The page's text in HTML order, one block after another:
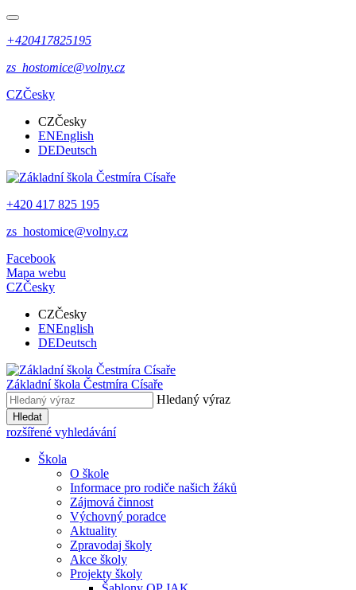
+420417825195
zs_hostomice@volny.cz
CZČesky
CZČesky
ENEnglish
DEDeutsch
+420 417 825 195
zs_hostomice@volny.cz
Facebook
Mapa webu
CZČesky
CZČesky
ENEnglish
DEDeutsch
Základní škola Čestmíra Císaře
Hledaný výraz
Hledat
rozšířené vyhledávání
Škola
O škole
Informace pro rodiče našich žáků
Zájmová činnost
Výchovný poradce
Aktuality
Zpravodaj školy
Akce školy
Projekty školy